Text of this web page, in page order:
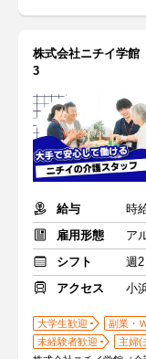
株式会社ニチイ学
3
給与
時
雇用形態
ア
シフト
週
アクセス
小
大学生歓迎 副業・
未経験者歓迎
主婦(